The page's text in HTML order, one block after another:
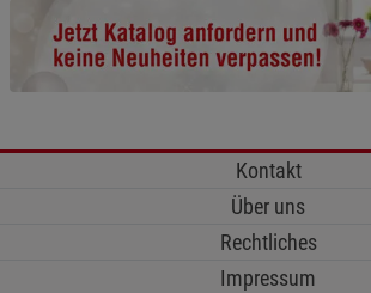
Kontakt
Über uns
Rechtliches
Impressum
Funktionale Cookies (1)
Beschreibung Funktionale Cookies
anzeigen
Statistik Cookies (2)
Beschreibung Statistik Cookies
Cookie-Informationen